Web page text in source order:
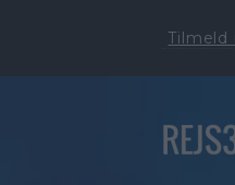
Tilmeld